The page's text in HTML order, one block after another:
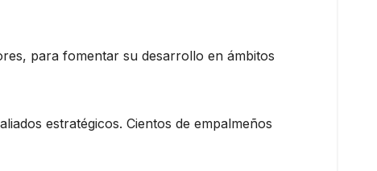
para fomentar su desarrollo en ámbitos
estratégicos. Cientos de empalmeños